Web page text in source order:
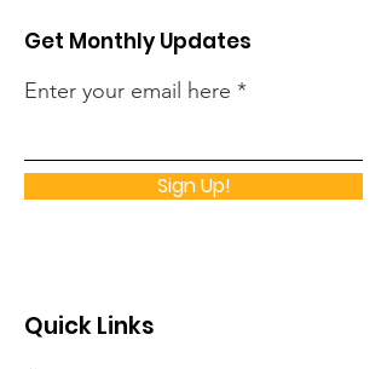
Get Monthly Updates
Enter your email here
Sign Up!
Quick Links